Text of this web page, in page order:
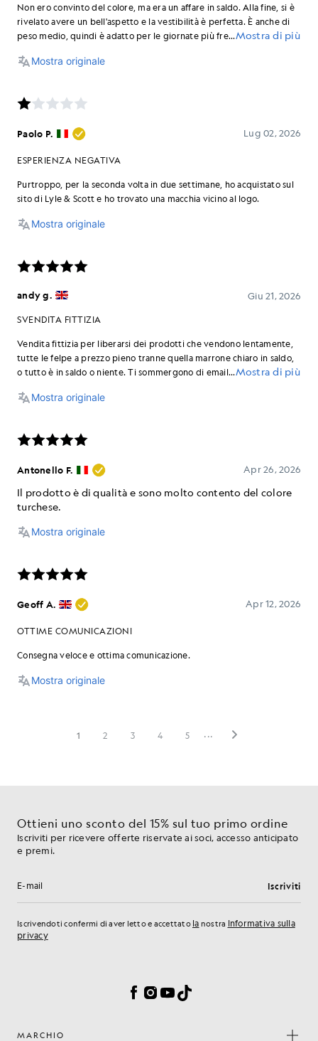
Ottieni uno sconto del 15% sul tuo primo ordine
Iscriviti per ricevere offerte riservate ai soci, accesso anticipato
e premi.
Indirizzo e-mail Iscriviti
Iscrivendoti confermi di aver letto e accettato la nostra Informativa sulla
privacy
Facebook
Instagram
YouTube
TikTok
MARCHIO